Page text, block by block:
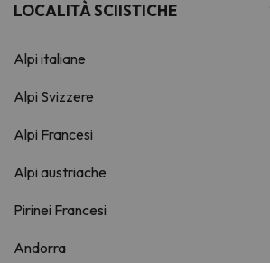
LOCALITÀ SCIISTICHE
Alpi italiane
Alpi Svizzere
Alpi Francesi
Alpi austriache
Pirinei Francesi
Andorra